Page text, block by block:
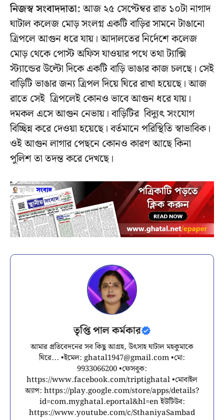
নিজস্ব সংবাদদাতা:আজ ২৫ সেপ্টেম্বর রাত ১০টা নাগাদ
ঘাটাল কলেজ মোড় সংলগ্ন একটি বাড়ির সামনে টাঙানো
ত্রিপলে আগুন ধরে যায়। আদালতের নির্দেশে কলেজ
মোড় থেকে পোস্ট অফিস যাওয়ার পথে তথা ট্যাক্সি
স্ট্যান্ডের উল্টো দিকে একটি বাড়ি ভাঙার কাজ চলছে। সেই
বাড়িটি ভাঙার জন্য ত্রিপল দিয়ে ঘিরে রাখা হয়েছে। আজ
রাতে সেই ত্রিপলেই কোনও ভাবে আগুন ধরে যায়।
দমকল এসে আগুন নেভায়। বাড়িটির বিদ্যুৎ সংযোগ
বিচ্ছিন্ন করে দেওয়া হয়েছে। বর্তমানে পরিস্থিতি স্বাভাবিক।
ওই আগুন লাগার পেছনে কোনও কারণ আছে কিনা
পুলিশ তা তদন্ত করে দেখছে।
তৃপ্তি পাল কর্মকার
আমার প্রতিবেদনের সব কিছু আগ্রহ, উৎসাহ ঘাটাল মহকুমাকে
ঘিরে... •ইমেল: ghatal1947@gmail.com•মো:
9933066200 •ফেসবুক:
https://www.facebook.com/triptighatal •মোবাইল
অ্যাপ: https://play.google.com/store/apps/details?
id=com.myghatal.eportal&hl=en ইউটিউব:
https://www.youtube.com/c/SthaniyaSambad